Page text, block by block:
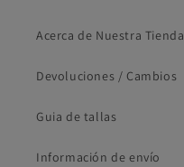
Acerca de Nuestra Tienda
Devoluciones / Cambios
Guia de tallas
Información de envío